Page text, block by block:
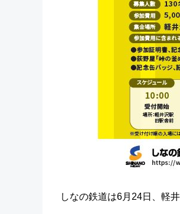
しなの鉄道は6月24日、軽